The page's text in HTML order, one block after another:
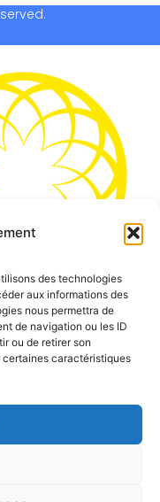
des technologies
aux informations des
nous permettra de
de navigation ou les ID
ou de retirer son
caractéristiques
du temps et vous
de votre
37 34 04 04
par